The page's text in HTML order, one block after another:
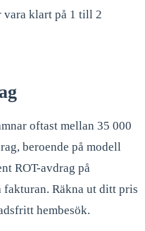
klart på 1 till 2
oftast mellan 35 000
beroende på modell
ROT-avdrag på
fakturan. Räkna ut ditt pris
hembesök.